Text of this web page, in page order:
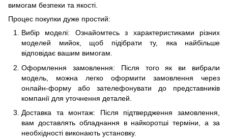
вимогам безпеки та якості.
Процес покупки дуже простий:
Вибір моделі: Ознайомтесь з характеристиками різних
моделей мийок, щоб підібрати ту, яка найбільше
відповідає вашим вимогам.
Оформлення замовлення: Після того як ви вибрали
модель, можна легко оформити замовлення через
онлайн-форму або зателефонувати до представників
компанії для уточнення деталей.
Доставка та монтаж: Після підтвердження замовлення,
вам доставлять обладнання в найкоротші терміни, а за
необхідності виконають установку.